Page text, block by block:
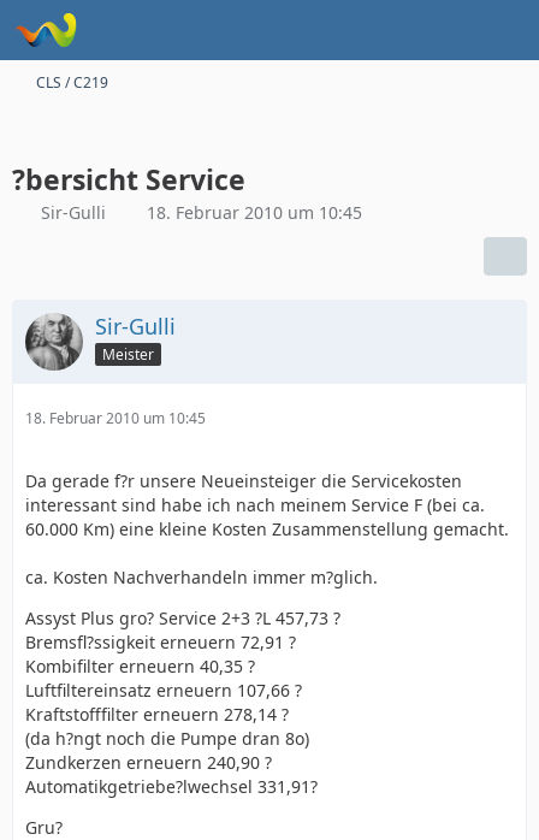
CLS / C219
?bersicht Service
Sir-Gulli 18. Februar 2010 um 10:45
Sir-Gulli
Meister
18. Februar 2010 um 10:45
Da gerade f?r unsere Neueinsteiger die Servicekosten
interessant sind habe ich nach meinem Service F (bei ca.
60.000 Km) eine kleine Kosten Zusammenstellung gemacht.
ca. Kosten Nachverhandeln immer m?glich.
Assyst Plus gro? Service 2+3 ?L 457,73 ?
Bremsfl?ssigkeit erneuern 72,91 ?
Kombifilter erneuern 40,35 ?
Luftfiltereinsatz erneuern 107,66 ?
Kraftstofffilter erneuern 278,14 ?
(da h?ngt noch die Pumpe dran 8o)
Zundkerzen erneuern 240,90 ?
Automatikgetriebe?lwechsel 331,91?
Gru?